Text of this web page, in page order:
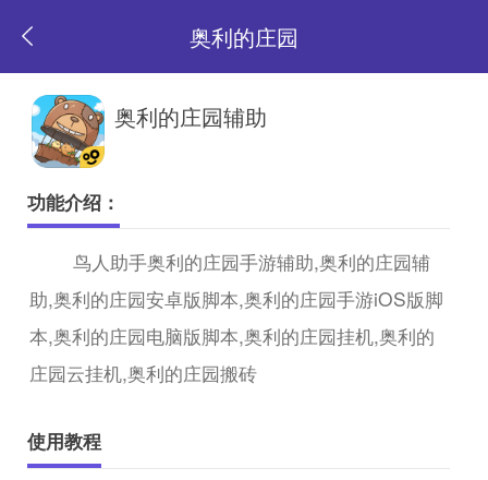
奥利的庄园
返
页
奥利的庄园辅助
功能介绍：
鸟人助手奥利的庄园手游辅助,奥利的庄园辅
助,奥利的庄园安卓版脚本,奥利的庄园手游iOS版脚
本,奥利的庄园电脑版脚本,奥利的庄园挂机,奥利的
庄园云挂机,奥利的庄园搬砖
使用教程